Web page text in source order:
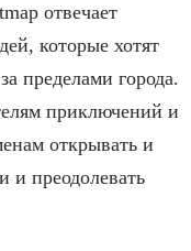
отвечает
которые хотят
пределами города.
приключений и
открывать и
и преодолевать